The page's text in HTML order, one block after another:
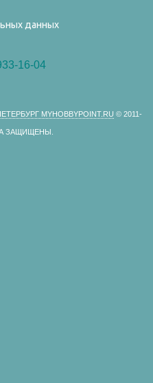
данных
16-04
MYHOBBYPOINT.RU © 2011-
ЗАЩИЩЕНЫ.